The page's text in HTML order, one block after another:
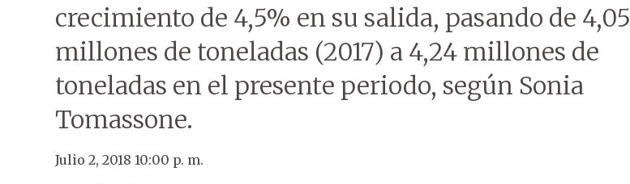
crecimiento de 4,5% en su salida, pasando de 4,05
millones de toneladas (2017) a 4,24 millones de
toneladas en el presente periodo, según Sonia
Tomassone.
Julio 2, 2018 10:00 p. m.